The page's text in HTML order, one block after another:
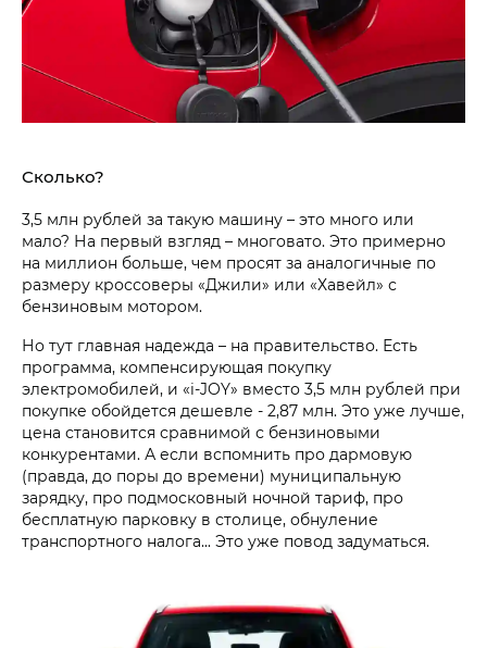
Сколько?
3,5 млн рублей за такую машину – это много или
мало? На первый взгляд – многовато. Это примерно
на миллион больше, чем просят за аналогичные по
размеру кроссоверы «Джили» или «Хавейл» с
бензиновым мотором.
Но тут главная надежда – на правительство. Есть
программа, компенсирующая покупку
электромобилей, и «i‑JOY» вместо 3,5 млн рублей при
покупке обойдется дешевле - 2,87 млн. Это уже лучше,
цена становится сравнимой с бензиновыми
конкурентами. А если вспомнить про дармовую
(правда, до поры до времени) муниципальную
зарядку, про подмосковный ночной тариф, про
бесплатную парковку в столице, обнуление
транспортного налога... Это уже повод задуматься.